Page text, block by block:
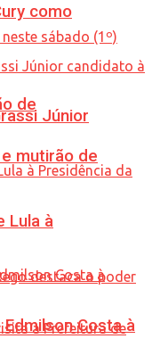
de
mutirão de
como
Júnior
Lula à
Costa à